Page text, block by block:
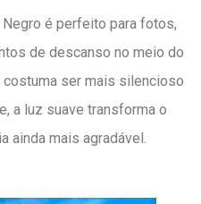
é perfeito para fotos,
de descanso no meio do
costuma ser mais silencioso
a luz suave transforma o
ainda mais agradável.